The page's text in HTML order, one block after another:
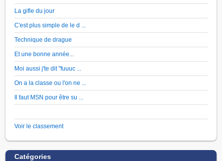
La gifle du jour
C'est plus simple de le d ...
Technique de drague
Et une bonne année...
Moi aussi j'te dit "fuuuc ...
On a la classe ou l'on ne ...
Il faut MSN pour être su ...
Voir le classement
Catégories